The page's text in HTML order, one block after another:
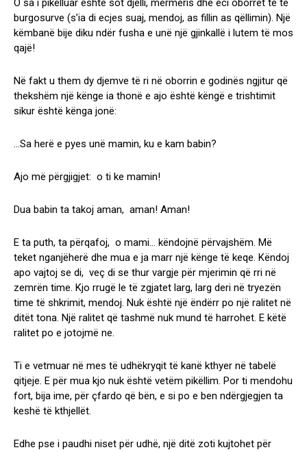
O sa i pikëlluar është sot djelli, mërmëris dhe eci oborret të të
burgosurve (s’ia di ecjes suaj, mendoj, as fillin as qëllimin). Një
këmbanë bije diku ndër fusha e unë një gjinkallë i lutem të mos
qajë!
Në fakt u them dy djemve të ri në oborrin e godinës ngjitur që
thekshëm një kënge ia thonë e ajo është këngë e trishtimit
sikur është kënga jonë:
…Sa herë e pyes unë mamin, ku e kam babin?
Ajo më përgjigjet: o ti ke mamin!
Dua babin ta takoj aman, aman! Aman!
E ta puth, ta përqafoj, o mami… këndojnë përvajshëm. Më
teket nganjëherë dhe mua e ja marr një kënge të keqe. Këndoj
apo vajtoj se di, veç di se thur vargje për mjerimin që rri në
zemrën time. Kjo rrugë le të zgjatet larg, larg deri në tryezën
time të shkrimit, mendoj. Nuk është një ëndërr po një ralitet në
ditët tona. Një ralitet që tashmë nuk mund të harrohet. E këtë
ralitet po e jotojmë ne.
Ti e vetmuar në mes të udhëkryqit të kanë kthyer në tabelë
qitjeje. E për mua kjo nuk është vetëm pikëllim. Por ti mendohu
fort, bija ime, për çfardo që bën, e si po e ben ndërgjegjen ta
keshë të kthjellët.
Edhe pse i paudhi niset për udhë, një ditë zoti kujtohet për